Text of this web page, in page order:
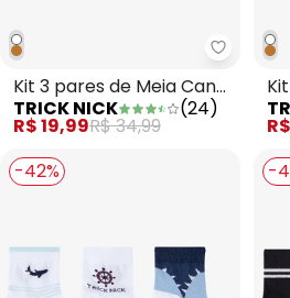
Trick
Kit 3 pares de Meia Cano
Curto Infantil Branco
TRICK NICK (24)
R$ 19,99R$ 34,99
-42%
-